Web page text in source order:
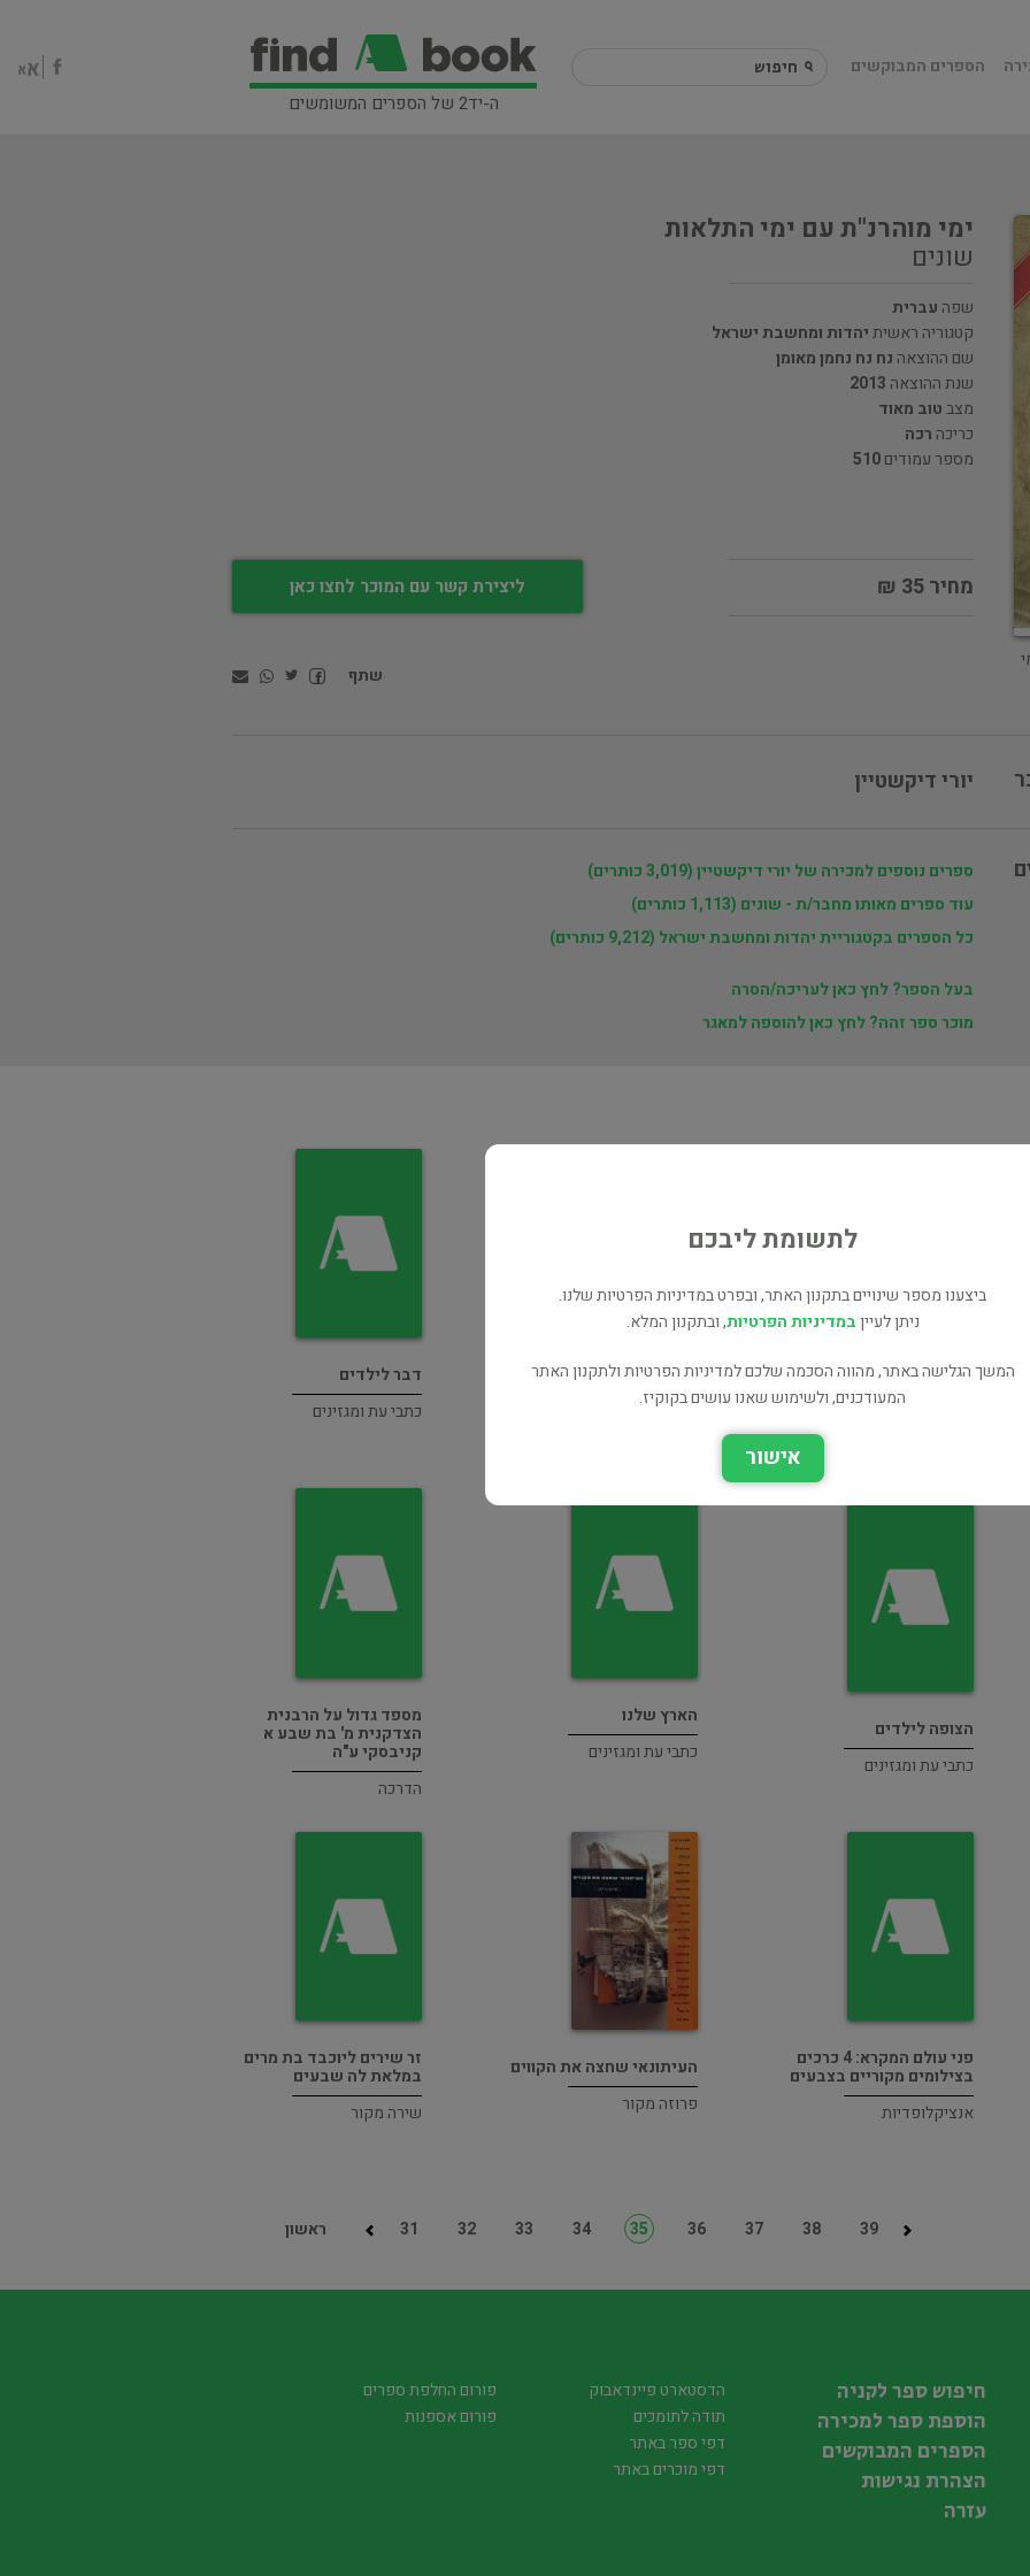
ה-יד2 של הספרים המשומשים
הספרים המבוקשים
ימי מוהרנ"ת עם ימי התלאות
שונים
שפה עברית
קטגוריה ראשיתיהדות ומחשבת ישראל
שם ההוצאה נח נח נחמן מאומן
שנת ההוצאה 2013
מצבטוב מאוד
כריכה רכה
מספר עמודים510
מחיר 35 ₪ ליצירת קשר עם המוכר לחצו כאן
שתף
יורי דיקשטיין
ספרים נוספים למכירה של יורי דיקשטיין (3,019 כותרים)
עוד ספרים מאותו מחבר/ת - שונים (1,113 כותרים)
כל הספרים בקטגוריית יהדות ומחשבת ישראל (9,212 כותרים)
בעל הספר? לחץ כאן לעריכה/הסרה
מוכר ספר זהה? לחץ כאן להוספה למאגר
לוח הארץ לשנת תש"יז
1946-1947
כל מקום מהדורת 1967 -
פנקס כיס להכרת הארץ (עם
מפה)
דבר לילדים
כתבי עת ומגזינים
הצופה לילדים
כתבי עת ומגזינים
הארץ שלנו
כתבי עת ומגזינים
מספד גדול על הרבנית
הצדקנית מ' בת שבע א
קניבסקי ע"ה
הדרכה
פני עולם המקרא: 4 כרכים
בצילומים מקוריים בצבעים
אנציקלופדיות
העיתונאי שחצה את הקווים
פרוזה מקור
זר שירים ליוכבד בת מרים
במלאת לה שבעים
שירה מקור
ראשון 31 32 33 34 35 36 37 38 39
לתשומת ליבכם
ביצענו מספר שינויים בתקנון האתר, ובפרט במדיניות הפרטיות שלנו.
ניתן לעייןבמדיניות הפרטיות, ובתקנון המלא.
המשך הגלישה באתר, מהווה הסכמה שלכם למדיניות הפרטיות ולתקנון האתר
המעודכנים, ולשימוש שאנו עושים בקוקיז.
אישור
חיפוש ספר לקניה
הוספת ספר למכירה
הספרים המבוקשים
הצהרת נגישות
עזרה
הדסטארט פיינדאבוק
תודה לתומכים
דפי ספר באתר
דפי מוכרים באתר
פורום החלפת ספרים
פורום אספנות